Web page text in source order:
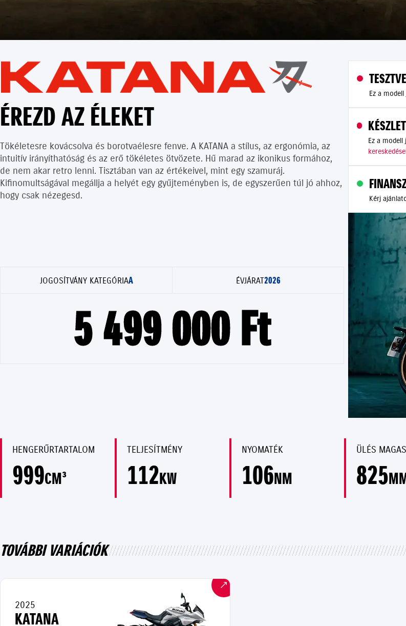
ÉREZD AZ ÉLEKET
Tökéletesre kovácsolva és borotvaélesre fenve. A KATANA a stílus, az ergonómia, az
intuitív irányíthatóság és az erő tökéletes ötvözete. Hű marad az ikonikus formához,
de nem akar retro lenni. Tisztában van az értékeivel, mint egy szamuráj.
Kifinomultságával megállja a helyét egy gyűjteményben is, de egyszerűen túl jó ahhoz,
hogy csak nézegesd.
Ez a
Ez a modell
Kérj
JOGOSÍTVÁNY KATEGÓRIAA ÉVJÁRAT2026
5 499 000 Ft
HENGERŰRTARTALOM
999CM³
TELJESÍTMÉNY
112KW
NYOMATÉK
106NM
ÜLÉS
825
TOVÁBBI VARIÁCIÓK
2025
KATANA